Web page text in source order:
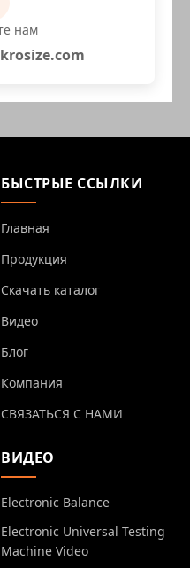
нам
БЫСТРЫЕ ССЫЛКИ
Главная
Продукция
Скачать каталог
Видео
Блог
Компания
СВЯЗАТЬСЯ С НАМИ
ВИДЕО
Electronic Balance
Electronic Universal Testing
Machine Video